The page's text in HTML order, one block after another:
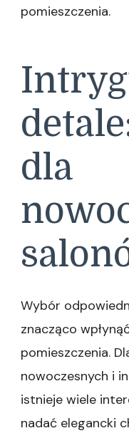
pomieszczenia.
dla
Wybór
znacząco
pomieszczenia.
nowoczesnych i
istnieje wiele
nadać elegancki